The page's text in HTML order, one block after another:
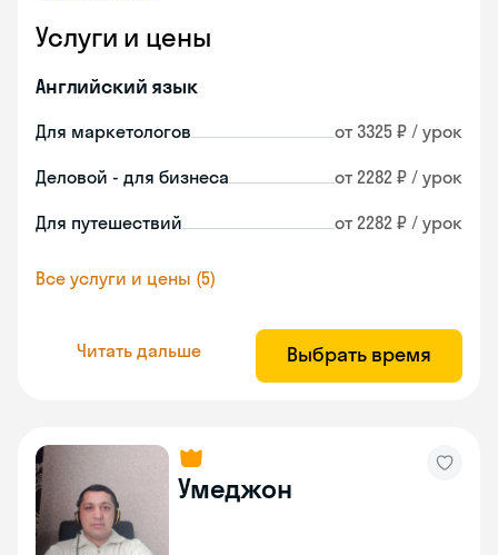
Услуги и цены
Английский язык
Для маркетологов от 3325 ₽ / урок
Деловой - для бизнеса от 2282 ₽ / урок
Для путешествий от 2282 ₽ / урок
Все услуги и цены (5)
Читать дальше Выбрать время
Умеджон